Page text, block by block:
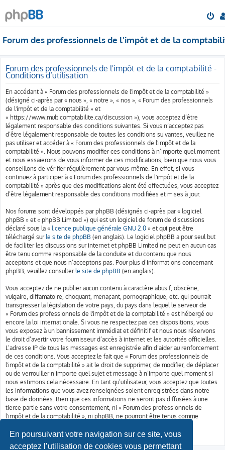
En poursuivant votre navigation sur ce site, vous
acceptez l’utilisation de cookies vous permettant
Forum des professionnels de l'impôt et de la
Forum des professionnels de l'impôt et de la comptabilité -
Conditions d’utilisation
En accédant à « Forum des professionnels de l'impôt et de la comptabilité »
(désigné ci-après par « nous », « notre », « nos », « Forum des professionnels
de l'impôt et de la comptabilité » et
« https://www.multicomptabilite.ca/discussion »), vous acceptez d’être
légalement responsable des conditions suivantes. Si vous n’acceptez pas
d’être légalement responsable de toutes les conditions suivantes, veuillez ne
pas utiliser et accéder à « Forum des professionnels de l'impôt et de la
comptabilité ». Nous pouvons modifier ces conditions à n’importe quel moment
et nous essaierons de vous informer de ces modifications, bien que nous vous
conseillons de vérifier régulièrement par vous-même. En effet, si vous
continuez à participer à « Forum des professionnels de l'impôt et de la
comptabilité » après que des modifications aient été effectuées, vous acceptez
d’être légalement responsable des conditions modifiées et mises à jour.
Nos forums sont développés par phpBB (désignés ci-après par « logiciel
phpBB » et « phpBB Limited ») qui est un logiciel de forum de discussions
déclaré sous la « licence publique générale GNU 2.0 » et qui peut être
téléchargé surle site de phpBB (en anglais). Le logiciel phpBB a pour seul but
de faciliter les discussions sur internet et phpBB Limited ne peut en aucun cas
être tenu comme responsable de la conduite et du contenu que nous
acceptons et que nous n’acceptons pas. Pour plus d’informations concernant
phpBB, veuillez consulterle site de phpBB (en anglais).
Vous acceptez de ne publier aucun contenu à caractère abusif, obscène,
vulgaire, diffamatoire, choquant, menaçant, pornographique, etc. qui pourrait
transgresser la législation de votre pays, du pays dans lequel le serveur de
« Forum des professionnels de l'impôt et de la comptabilité » est hébergé ou
encore la loi internationale. Si vous ne respectez pas ces dispositions, vous
vous exposez à un bannissement immédiat et définitif et nous nous réservons
le droit d’avertir votre fournisseur d’accès à internet et les autorités officielles.
L’adresse IP de tous les messages est enregistrée afin d’aider au renforcement
de ces conditions. Vous acceptez le fait que « Forum des professionnels de
l'impôt et de la comptabilité » ait le droit de supprimer, de modifier, de déplacer
ou de verrouiller n’importe quel sujet et message à n’importe quel moment si
nous estimons cela nécessaire. En tant qu’utilisateur, vous acceptez que toutes
les informations que vous avez renseignées soient enregistrées dans notre
base de données. Bien que ces informations ne seront pas diffusées à une
tierce partie sans votre consentement, ni « Forum des professionnels de
l'impôt et de la comptabilité », ni phpBB, ne pourront être tenus comme
compromettre vos données.